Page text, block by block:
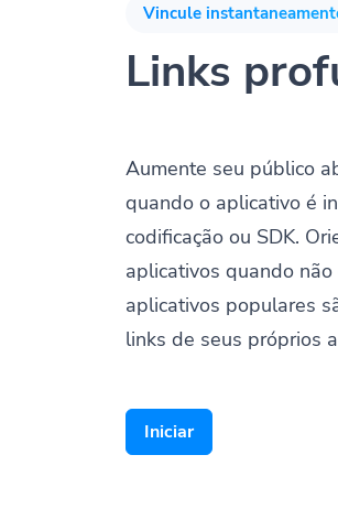
Vincule
Links
Aumente seu público
quando o aplicativo é
codificação ou SDK.
aplicativos quando
aplicativos populares
links de seus próprios
Iniciar